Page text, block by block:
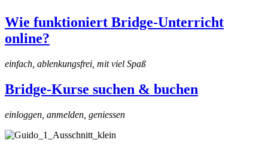
Wie funktioniert Bridge-Unterricht
online?
einfach, ablenkungsfrei, mit viel Spaß
Bridge-Kurse suchen & buchen
einloggen, anmelden, geniessen